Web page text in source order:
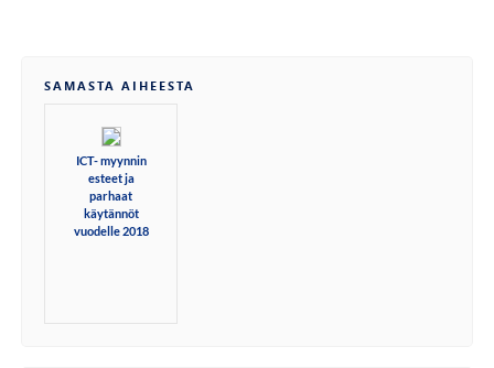
SAMASTA AIHEESTA
ICT- myynnin
esteet ja
parhaat
käytännöt
vuodelle 2018